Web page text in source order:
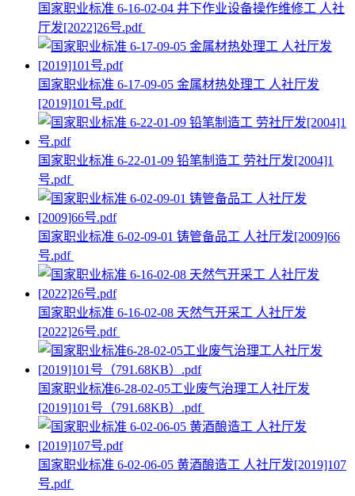
国家职业标准 6-16-02-04 井下作业设备操作维修工 人社
厅发[2022]26号.pdf
国家职业标准 6-17-09-05 金属材热处理工 人社厅发
[2019]101号.pdf
国家职业标准 6-22-01-09 铅笔制造工 劳社厅发[2004]1
号.pdf
国家职业标准 6-02-09-01 铸管备品工 人社厅发[2009]66
号.pdf
国家职业标准 6-16-02-08 天然气开采工 人社厅发
[2022]26号.pdf
国家职业标准6-28-02-05工业废气治理工人社厅发
[2019]101号（791.68KB）.pdf
国家职业标准 6-02-06-05 黄酒酿造工 人社厅发[2019]107
号.pdf